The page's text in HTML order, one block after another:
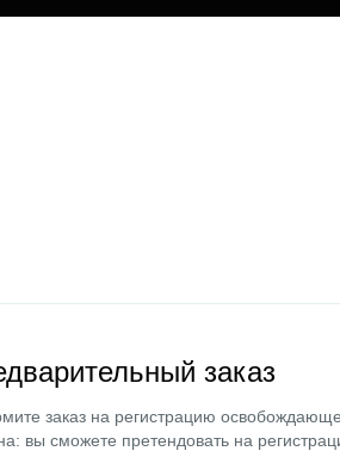
заказ
заказ на регистрацию
вы сможете претендовать на